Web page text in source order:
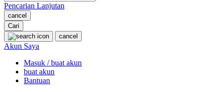
Oh Ma Grain
P
Peachy
Phil & Ted's
Pencarian Lanjutan
cancel
Cari
cancel
Akun Saya
Masuk / buat akun
buat akun
Bantuan